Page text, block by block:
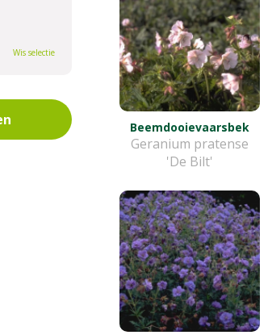
Beemdooievaarsbek
Geranium pratense
'De Bilt'
Wis selectie